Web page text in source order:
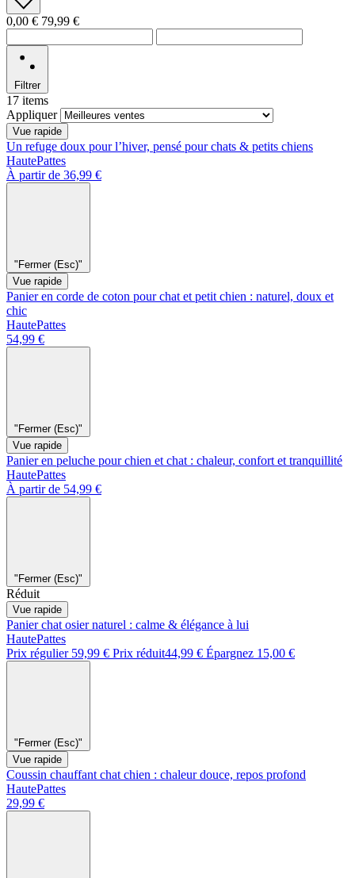
0,00 € 79,99 €
Filtrer
17 items
Appliquer
Vue rapide
Un refuge doux pour l’hiver, pensé pour chats & petits chiens
HautePattes
À partir de 36,99 €
"Fermer (Esc)"
Vue rapide
Panier en corde de coton pour chat et petit chien : naturel, doux et
chic
HautePattes
54,99 €
"Fermer (Esc)"
Vue rapide
Panier en peluche pour chien et chat : chaleur, confort et tranquillité
HautePattes
À partir de 54,99 €
"Fermer (Esc)"
Réduit
Vue rapide
Panier chat osier naturel : calme & élégance à lui
HautePattes
Prix régulier 59,99 € Prix réduit44,99 € Épargnez 15,00 €
"Fermer (Esc)"
Vue rapide
Coussin chauffant chat chien : chaleur douce, repos profond
HautePattes
29,99 €